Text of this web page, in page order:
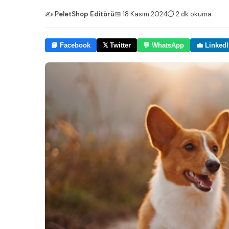
✍️ PeletShop Editörü📅 18 Kasım 2024⏱️ 2dk okuma
📘 Facebook 𝕏 Twitter 💬 WhatsApp 💼